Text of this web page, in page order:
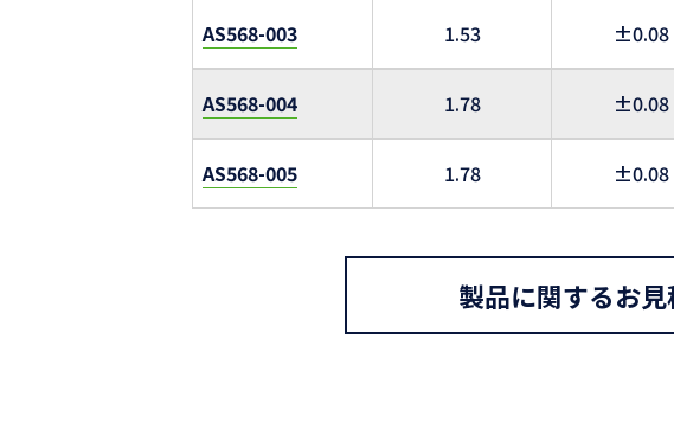
AS568-003 1.53 ±0.08
AS568-004 1.78 ±0.08
AS568-005 1.78 ±0.08
製品に関するお